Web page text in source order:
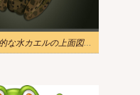
一般的な水カエルの上面図のイラスト